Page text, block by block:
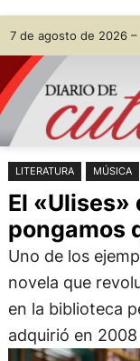
Saltar
al
contenido
Skip
to
content
7 de agosto de 2026 –
LITERATURA MÚSICA
El «Ulises»
pongamos
Uno de los
novela que
en la biblioteca
adquirió en 2008